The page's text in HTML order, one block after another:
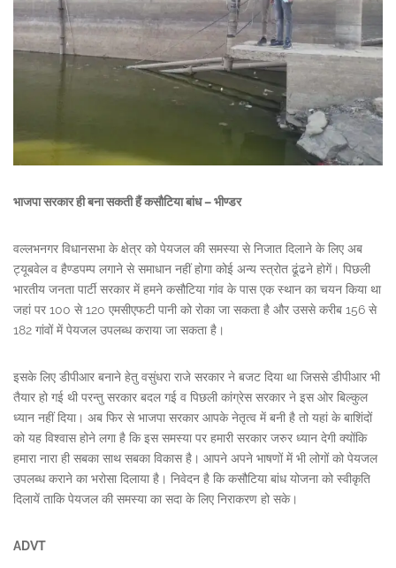
भाजपा सरकार ही बना सकती हैं कसौटिया बांध – भीण्डर
वल्लभनगर विधानसभा के क्षेत्र को पेयजल की समस्या से निजात दिलाने के लिए अब
ट्यूबवेल व हैण्डपम्प लगाने से समाधान नहीं होगा कोई अन्य स्त्रोत ढूंढने होगें। पिछली
भारतीय जनता पार्टी सरकार में हमने कसौटिया गांव के पास एक स्थान का चयन किया था
जहां पर 100 से 120 एमसीएफटी पानी को रोका जा सकता है और उससे करीब 156 से
182 गांवों में पेयजल उपलब्ध कराया जा सकता है।
इसके लिए डीपीआर बनाने हेतु वसुंधरा राजे सरकार ने बजट दिया था जिससे डीपीआर भी
तैयार हो गई थी परन्तु सरकार बदल गई व पिछली कांग्रेस सरकार ने इस ओर बिल्कुल
ध्यान नहीं दिया। अब फिर से भाजपा सरकार आपके नेतृत्व में बनी है तो यहां के बाशिंदों
को यह विश्वास होने लगा है कि इस समस्या पर हमारी सरकार जरुर ध्यान देगी क्योंकि
हमारा नारा ही सबका साथ सबका विकास है। आपने अपने भाषणों में भी लोगों को पेयजल
उपलब्ध कराने का भरोसा दिलाया है। निवेदन है कि कसौटिया बांध योजना को स्वीकृति
दिलायें ताकि पेयजल की समस्या का सदा के लिए निराकरण हो सके।
ADVT